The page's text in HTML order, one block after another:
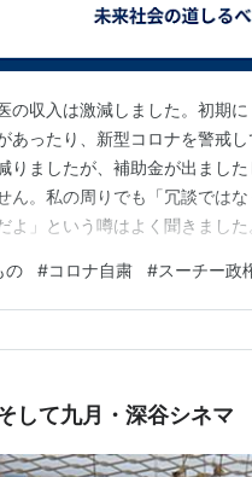
の収入は激減しました。初期
あったり、新型コロナを警戒
りましたが、補助金が出まし
ん。私の周りでも「冗談では
よ」という噂はよく聞きまし
す。2千万が1千万の収入にな
いは借金に追われていても、
の #コロナ自粛 #スーチー政
して九月・深谷シネマ